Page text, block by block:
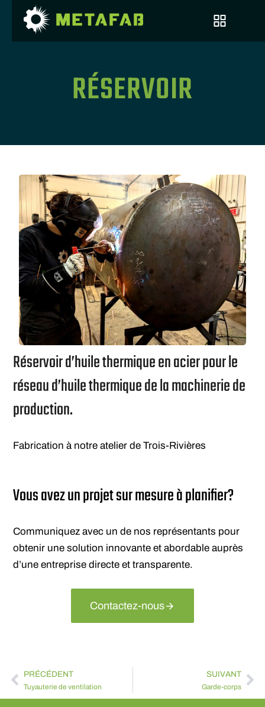
RÉSERVOIR
Réservoir d’huile thermique en acier pour le
réseau d’huile thermique de la machinerie de
production.
Fabrication à notre atelier de Trois-Rivières
Vous avez un projet sur mesure à planifier?
Communiquez avec un de nos représentants pour
obtenir une solution innovante et abordable auprès
d’une entreprise directe et transparente.
Contactez-nous
PRÉCÉDENT
Tuyauterie de ventilation
SUIVANT
Garde-corps